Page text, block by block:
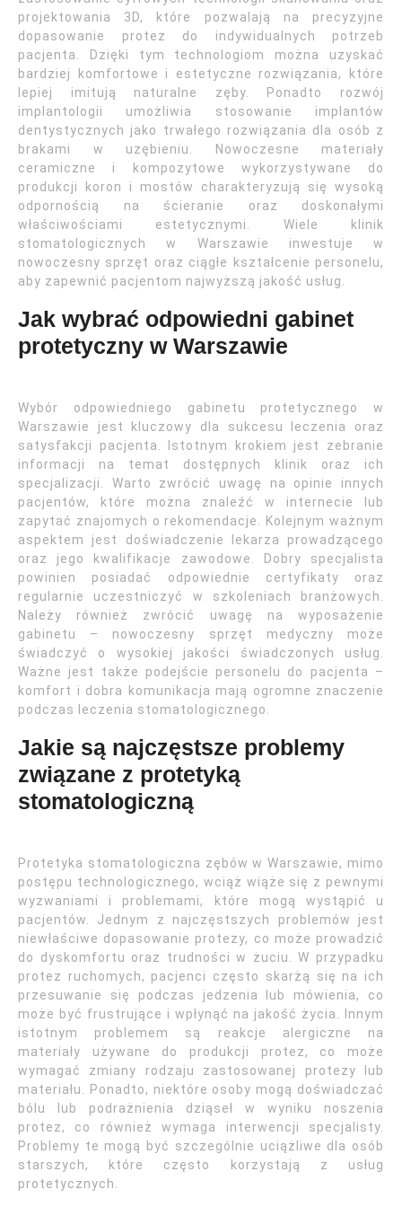
projektowania 3D, które pozwalają na precyzyjne
dopasowanie protez do indywidualnych potrzeb
pacjenta. Dzięki tym technologiom można uzyskać
bardziej komfortowe i estetyczne rozwiązania, które
lepiej imitują naturalne zęby. Ponadto rozwój
implantologii umożliwia stosowanie implantów
dentystycznych jako trwałego rozwiązania dla osób z
brakami w uzębieniu. Nowoczesne materiały
ceramiczne i kompozytowe wykorzystywane do
produkcji koron i mostów charakteryzują się wysoką
odpornością na ścieranie oraz doskonałymi
właściwościami estetycznymi. Wiele klinik
stomatologicznych w Warszawie inwestuje w
nowoczesny sprzęt oraz ciągłe kształcenie personelu,
aby zapewnić pacjentom najwyższą jakość usług.
Jak wybrać odpowiedni gabinet
protetyczny w Warszawie
Wybór odpowiedniego gabinetu protetycznego w
Warszawie jest kluczowy dla sukcesu leczenia oraz
satysfakcji pacjenta. Istotnym krokiem jest zebranie
informacji na temat dostępnych klinik oraz ich
specjalizacji. Warto zwrócić uwagę na opinie innych
pacjentów, które można znaleźć w internecie lub
zapytać znajomych o rekomendacje. Kolejnym ważnym
aspektem jest doświadczenie lekarza prowadzącego
oraz jego kwalifikacje zawodowe. Dobry specjalista
powinien posiadać odpowiednie certyfikaty oraz
regularnie uczestniczyć w szkoleniach branżowych.
Należy również zwrócić uwagę na wyposażenie
gabinetu – nowoczesny sprzęt medyczny może
świadczyć o wysokiej jakości świadczonych usług.
Ważne jest także podejście personelu do pacjenta –
komfort i dobra komunikacja mają ogromne znaczenie
podczas leczenia stomatologicznego.
Jakie są najczęstsze problemy
związane z protetyką
stomatologiczną
Protetyka stomatologiczna zębów w Warszawie, mimo
postępu technologicznego, wciąż wiąże się z pewnymi
wyzwaniami i problemami, które mogą wystąpić u
pacjentów. Jednym z najczęstszych problemów jest
niewłaściwe dopasowanie protezy, co może prowadzić
do dyskomfortu oraz trudności w żuciu. W przypadku
protez ruchomych, pacjenci często skarżą się na ich
przesuwanie się podczas jedzenia lub mówienia, co
może być frustrujące i wpłynąć na jakość życia. Innym
istotnym problemem są reakcje alergiczne na
materiały używane do produkcji protez, co może
wymagać zmiany rodzaju zastosowanej protezy lub
materiału. Ponadto, niektóre osoby mogą doświadczać
bólu lub podrażnienia dziąseł w wyniku noszenia
protez, co również wymaga interwencji specjalisty.
Problemy te mogą być szczególnie uciążliwe dla osób
starszych, które często korzystają z usług
protetycznych.